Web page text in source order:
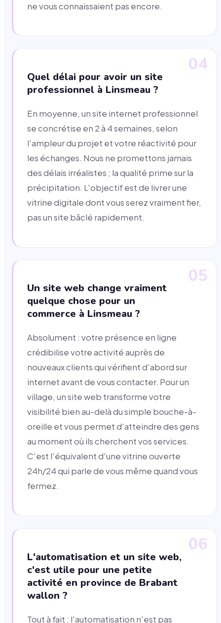
ne vous connaissaient pas encore.
04
Quel délai pour avoir un site
professionnel à Linsmeau ?
En moyenne, un site internet professionnel
se concrétise en 2 à 4 semaines, selon
l'ampleur du projet et votre réactivité pour
les échanges. Nous ne promettons jamais
des délais irréalistes ; la qualité prime sur la
précipitation. L'objectif est de livrer une
vitrine digitale dont vous serez vraiment fier,
pas un site bâclé rapidement.
05
Un site web change vraiment
quelque chose pour un
commerce à Linsmeau ?
Absolument : votre présence en ligne
crédibilise votre activité auprès de
nouveaux clients qui vérifient d'abord sur
internet avant de vous contacter. Pour un
village, un site web transforme votre
visibilité bien au-delà du simple bouche-à-
oreille et vous permet d'atteindre des gens
au moment où ils cherchent vos services.
C'est l'équivalent d'une vitrine ouverte
24h/24 qui parle de vous même quand vous
fermez.
06
L'automatisation et un site web,
c'est utile pour une petite
activité en province de Brabant
wallon ?
Tout à fait : l'automatisation n'est pas